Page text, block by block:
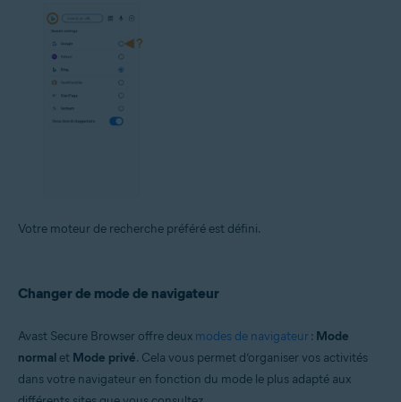
Votre moteur de recherche préféré est défini.
Changer de mode de navigateur
Avast Secure Browser offre deux modes de navigateur: Mode
normal et Mode privé. Cela vous permet d’organiser vos activités
dans votre navigateur en fonction du mode le plus adapté aux